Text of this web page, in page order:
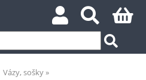
Vázy, sošky